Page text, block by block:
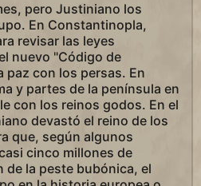
pero Justiniano los
En Constantinopla,
revisar las leyes
nuevo "Código de
paz con los persas. En
y partes de la península en
con los reinos godos. En el
devastó el reino de los
que, según algunos
cinco millones de
de la peste bubónica, el